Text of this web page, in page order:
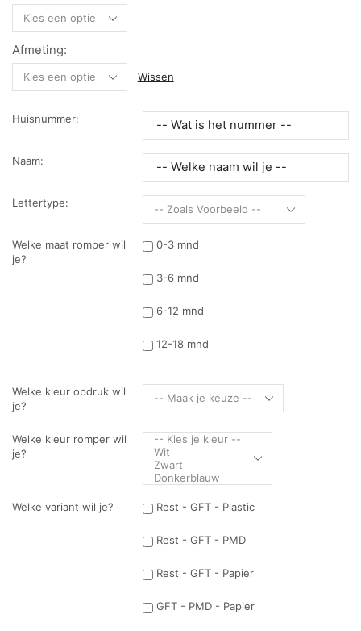
Afmeting:
Wissen
Huisnummer:
Naam:
Lettertype:
Welke maat romper wil
je?
0-3 mnd
3-6 mnd
6-12 mnd
12-18 mnd
Welke kleur opdruk wil
je?
Welke kleur romper wil
je?
Welke variant wil je? Rest - GFT - Plastic
Rest - GFT - PMD
Rest - GFT - Papier
GFT - PMD - Papier